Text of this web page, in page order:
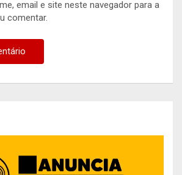
email e site neste navegador para a
comentar.